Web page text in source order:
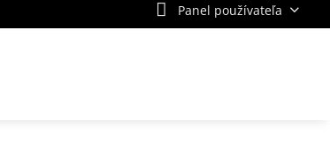
Panel používateľa